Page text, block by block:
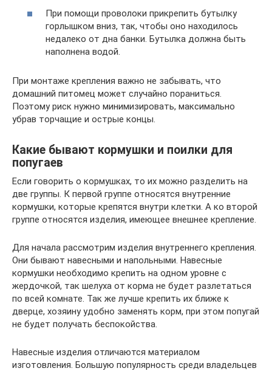
При помощи проволоки прикрепить бутылку
горлышком вниз, так, чтобы оно находилось
недалеко от дна банки. Бутылка должна быть
наполнена водой.
При монтаже крепления важно не забывать, что
домашний питомец может случайно пораниться.
Поэтому риск нужно минимизировать, максимально
убрав торчащие и острые концы.
Какие бывают кормушки и поилки для
попугаев
Если говорить о кормушках, то их можно разделить на
две группы. К первой группе относятся внутренние
кормушки, которые крепятся внутри клетки. А ко второй
группе относятся изделия, имеющее внешнее крепление.
Для начала рассмотрим изделия внутреннего крепления.
Они бывают навесными и напольными. Навесные
кормушки необходимо крепить на одном уровне с
жердочкой, так шелуха от корма не будет разлетаться
по всей комнате. Так же лучше крепить их ближе к
дверце, хозяину удобно заменять корм, при этом попугай
не будет получать беспокойства.
Навесные изделия отличаются материалом
изготовления. Большую популярность среди владельцев